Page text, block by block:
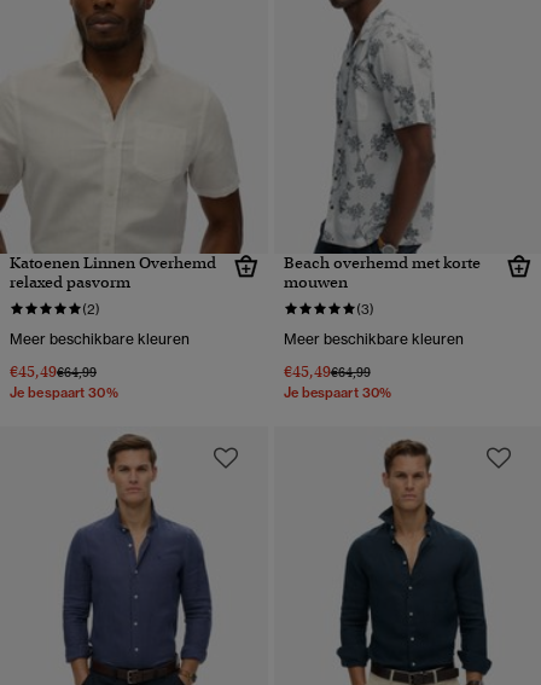
Katoenen Linnen Overhemd
relaxed pasvorm
(2)
Meer beschikbare kleuren
€45,49Prijs verlaagd van
€64,99naar
Je bespaart 30%
Beach overhemd met korte
mouwen
(3)
Meer beschikbare kleuren
€45,49Prijs verlaagd van
€64,99naar
Je bespaart 30%